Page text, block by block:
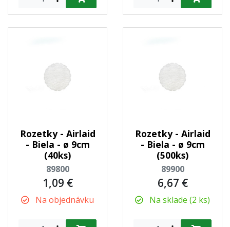
Rozetky - Airlaid
- Biela - ø 9cm
(40ks)
89800
1,09 €
Na objednávku
Rozetky - Airlaid
- Biela - ø 9cm
(500ks)
89900
6,67 €
Na sklade (2 ks)